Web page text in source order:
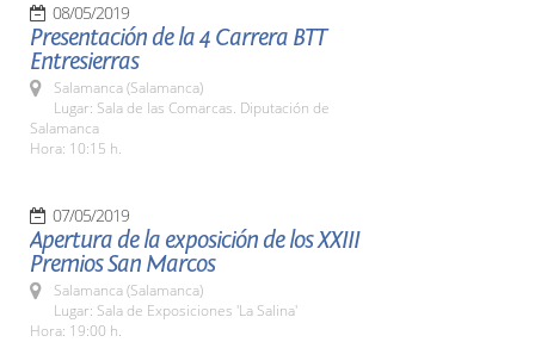
08/05/2019
Presentación de la 4 Carrera BTT
Entresierras
Salamanca (Salamanca)
Lugar: Sala de las Comarcas. Diputación de
Salamanca
Hora: 10:15 h.
07/05/2019
Apertura de la exposición de los XXIII
Premios San Marcos
Salamanca (Salamanca)
Lugar: Sala de Exposiciones 'La Salina'
Hora: 19:00 h.